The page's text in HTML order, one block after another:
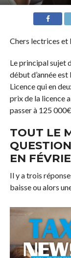
Chers lectrices et
Le principal sujet
début d’année
Licence qui en
prix de la licence
passer à 125
TOUT LE
EN
Il y a trois
baisse ou alors